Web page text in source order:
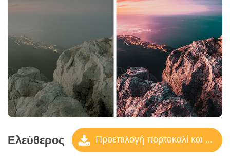
Ελεύθερος Προεπιλογή πορτοκαλί και γαλαζοπράσινο